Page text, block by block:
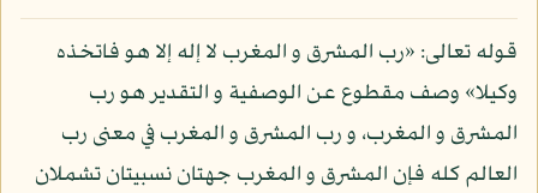
قوله تعالى: «رب المشرق و المغرب لا إله إلا هو فاتخذه
وكيلا» وصف مقطوع عن الوصفية و التقدير هو رب
المشرق و المغرب، و رب المشرق و المغرب في معنى رب
العالم كله فإن المشرق و المغرب جهتان نسبيتان تشملان